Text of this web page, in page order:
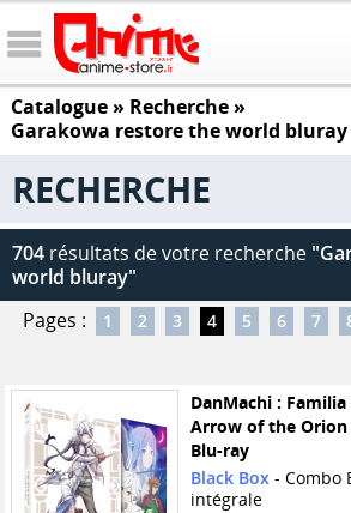
Catalogue» Recherche »
Garakowa restore the world bluray
RECHERCHE
704 résultats de votre recherche
world bluray"
Pages :
1 2 3 4 5 6 7
DanMachi :
Arrow of the Orion
Blu-ray
Black Box- Combo
intégrale